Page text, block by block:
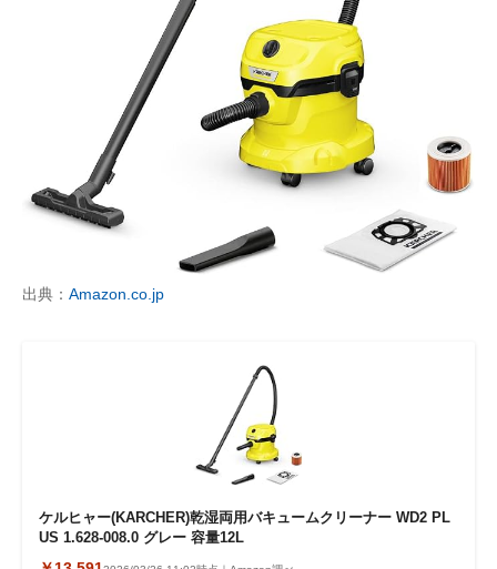
企業ITのトレンドを詳説
経営リーダーのコミュニティ
マーケ×ITの今がよく分かる
ITエンジニア向け専門サイト
企業向けIT製品の総合サイト
IT製品の技術・比較・事例
エネルギーの専門メディア
建設×テクノロジーの最前線
出典： Amazon.co.jp
ケルヒャー(KARCHER)乾湿両用バキュームクリーナー WD2 PL
US 1.628-008.0 グレー 容量12L